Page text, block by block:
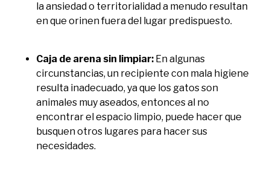
la ansiedad o territorialidad a menudo resultan
en que orinen fuera del lugar predispuesto.
Caja de arena sin limpiar: En algunas
circunstancias, un recipiente con mala higiene
resulta inadecuado, ya que los gatos son
animales muy aseados, entonces al no
encontrar el espacio limpio, puede hacer que
busquen otros lugares para hacer sus
necesidades.